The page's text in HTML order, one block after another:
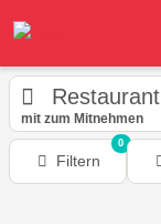
Restaurant
mit zum Mitnehmen
Filtern
0